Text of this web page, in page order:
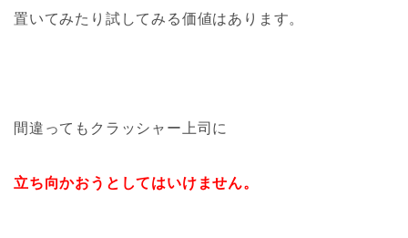
置いてみたり試してみる価値はあります。
間違ってもクラッシャー上司に
立ち向かおうとしてはいけません。